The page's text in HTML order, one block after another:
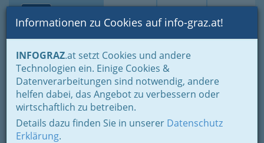
Suche Login Toggle
Informationen zu Cookies auf info-graz.at!
INFOGRAZ.at setzt Cookies und andere
Technologien ein. Einige Cookies &
Datenverarbeitungen sind notwendig, andere
helfen dabei, das Angebot zu verbessern oder
wirtschaftlich zu betreiben.
Details dazu finden Sie in unserer Datenschutz
Erklärung.
Home Branchen
Gewerbe, Handwerk, Banken
Transport - Verkehr
Garagen-, Tankstellen- u. Servicestation
Tankstellen
Peter Adolf Urdl - OMV-
Tankstelle und Shop
Wiener Straße 341, 8051 Graz-Gösting